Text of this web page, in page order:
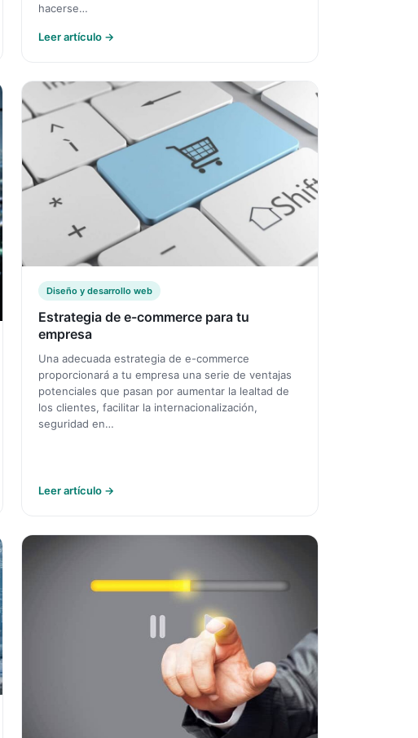
hacerse…
Leer artículo →
Diseño y desarrollo web
Estrategia de e-commerce para tu
empresa
Una adecuada estrategia de e-commerce
proporcionará a tu empresa una serie de ventajas
potenciales que pasan por aumentar la lealtad de
los clientes, facilitar la internacionalización,
seguridad en…
Leer artículo →